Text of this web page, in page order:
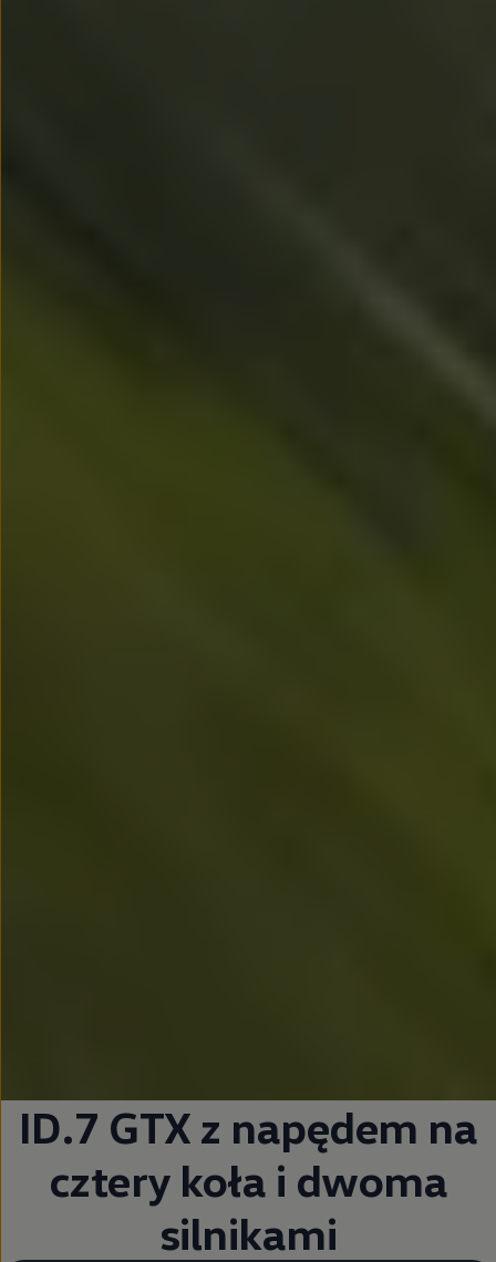
ID.7 GTX z napędem na
cztery koła i dwoma
silnikami